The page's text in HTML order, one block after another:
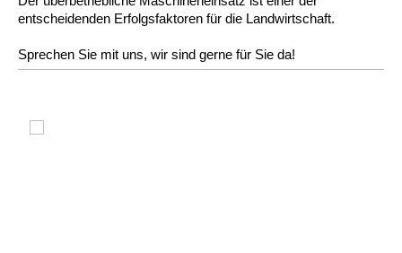
entscheidenden Erfolgsfaktoren für die Landwirtschaft.
Sprechen Sie mit uns, wir sind gerne für Sie da!